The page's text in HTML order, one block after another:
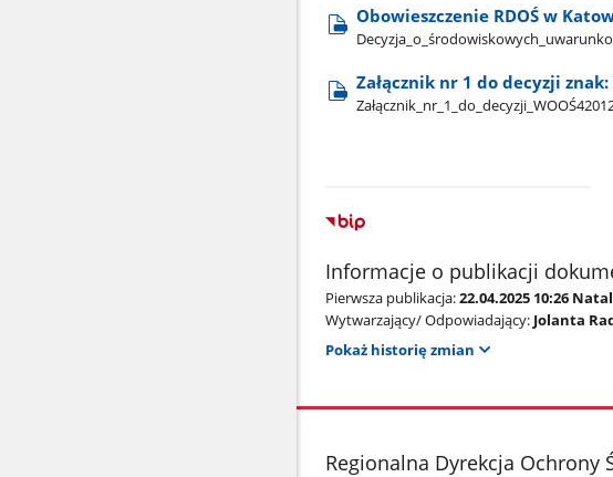
Obowieszczenie RDOŚ w
Załącznik nr 1 do decyzji znak:
Informacje o publikacji
Pierwsza publikacja:22.04.2025 10:26
Wytwarzający/ Odpowiadający: Jolanta
Pokaż historię zmian
stopka
Regionalna Dyrekcja Ochrony